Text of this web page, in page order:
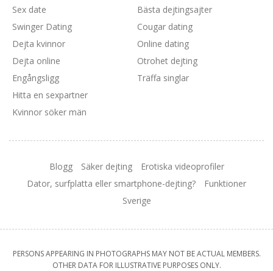
Sex date
Swinger Dating
Bästa dejtingsajter
Cougar dating
Dejta kvinnor
Dejta online
Engångsligg
Hitta en sexpartner
Kvinnor söker män
Online dating
Otrohet dejting
Träffa singlar
Blogg Säker dejting
Erotiska videoprofiler
Dator, surfplatta eller smartphone-dejting?
Funktioner
Sverige
PERSONS APPEARING IN PHOTOGRAPHS MAY NOT BE ACTUAL MEMBERS.
OTHER DATA FOR ILLUSTRATIVE PURPOSES ONLY.